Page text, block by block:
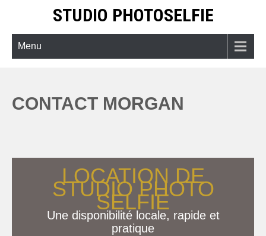
content
STUDIO PHOTOSELFIE
Menu
CONTACT MORGAN
LOCATION DE
STUDIO PHOTO
SELFIE
Une disponibilité locale, rapide et
pratique